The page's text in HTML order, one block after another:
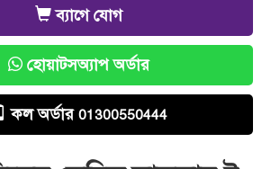
ব্যাগে যোগ
হোয়াটসঅ্যাপ অর্ডার
কল অর্ডার 01300550444